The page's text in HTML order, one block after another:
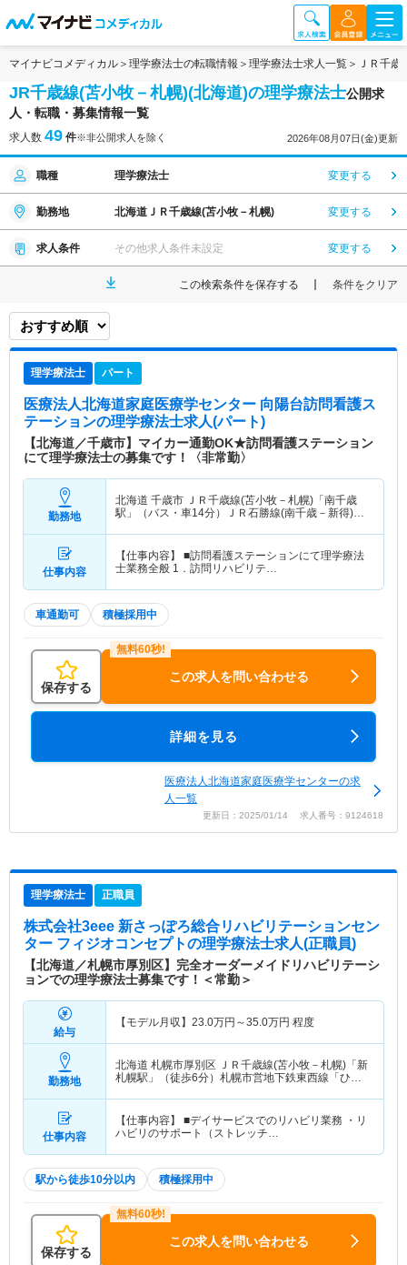
マイナビコメディカル 理学療法士の転職情報 理学療法士求人一覧 ＪＲ千
JR千歳線(苫小牧－札幌)(北海道)の理学療法士公開求
人・転職・募集情報一覧
求人数 49 件※非公開求人を除く 2026年08月07日(金)更新
職種 理学療法士 変更する
勤務地 北海道ＪＲ千歳線(苫小牧－札幌) 変更する
求人条件 その他求人条件未設定 変更する
この検索条件を保存する 条件をクリア
理学療法士 パート
医療法人北海道家庭医療学センター 向陽台訪問看護ス
テーションの理学療法士求人(パート)
【北海道／千歳市】マイカー通勤OK★訪問看護ステーション
にて理学療法士の募集です！〈非常勤〉
勤務地
北海道 千歳市 ＪＲ千歳線(苫小牧－札幌)「南千歳
駅」（バス・車14分）ＪＲ石勝線(南千歳－新得)
仕事内容
【仕事内容】 ■訪問看護ステーションにて理学療法
士業務全般 1．訪問リハビリテ…
車通勤可 積極採用中
保存する
この求人を問い合わせる
詳細を見る
医療法人北海道家庭医療学センターの求
人一覧
更新日：2025/01/14 求人番号：9124618
理学療法士 正職員
株式会社3eee 新さっぽろ総合リハビリテーションセン
ター フィジオコンセプトの理学療法士求人(正職員)
【北海道／札幌市厚別区】完全オーダーメイドリハビリテーシ
ョンでの理学療法士募集です！＜常勤＞
給与
【モデル月収】 23.0万円～35.0万円 程度
勤務地
北海道 札幌市厚別区 ＪＲ千歳線(苫小牧－札幌)「新
札幌駅」（徒歩6分）札幌市営地下鉄東西線「ひば
仕事内容
【仕事内容】 ■デイサービスでのリハビリ業務 ・リ
ハビリのサポート（ストレッチ…
駅から徒歩10分以内 積極採用中
保存する
この求人を問い合わせる